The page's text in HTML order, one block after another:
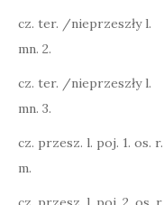
cz. ter. /nieprzeszły l.
mn. 2.
cz. ter. /nieprzeszły l.
mn. 3.
cz. przesz. l. poj. 1. os. r.
m.